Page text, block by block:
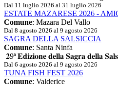
Dal 11 luglio 2026 al 31 luglio 2026
ESTATE MAZARESE 2026 -
Comune: Mazara Del Vallo
Dal 8 agosto 2026 al 9 agosto 2026
SAGRA DELLA SALSICCIA
Comune: Santa Ninfa
𝟐9ª 𝐄𝐝𝐢𝐳𝐢𝐨𝐧𝐞 𝐝𝐞𝐥𝐥𝐚 𝐒𝐚𝐠𝐫𝐚 𝐝𝐞𝐥𝐥𝐚
Dal 6 agosto 2026 al 9 agosto 2026
TUNA FISH FEST 2026
Comune: Valderice